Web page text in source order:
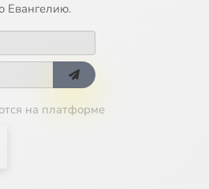
Евангелию.
на платформе